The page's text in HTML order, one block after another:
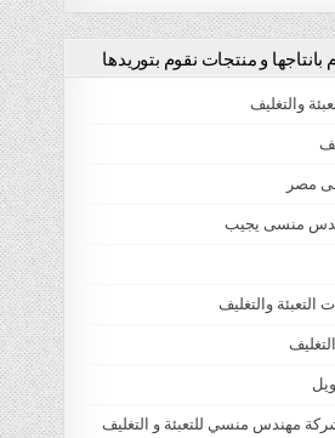
و منتجات نقوم بتوريدها
والتغليف
فى مصر
منسى يجيب
والتغليف
مهندس منسي للتعبئة و التغليف